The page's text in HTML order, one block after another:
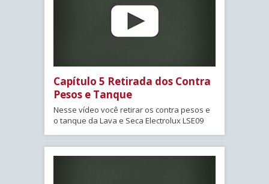
Capítulo 5 Retirada dos Contra
Pesos e Tanque
Nesse vídeo você retirar os contra pesos e
o tanque da Lava e Seca Electrolux LSE09